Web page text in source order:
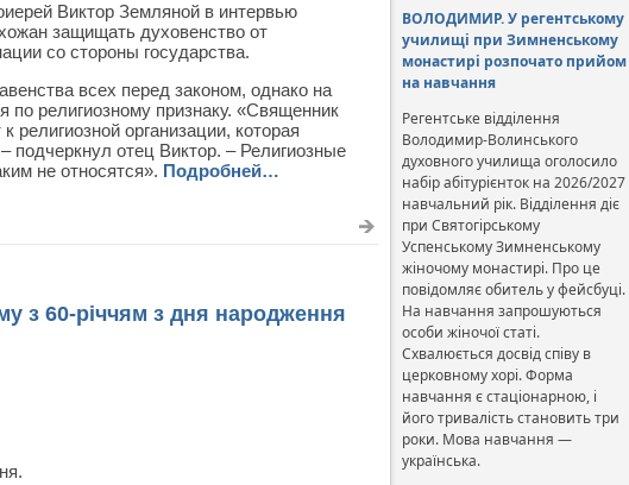
Виктор Земляной в интервью
защищать духовенство от
со стороны государства.
всех перед законом, однако на
религиозному признаку. «Священник
религиозной организации, которая
подчеркнул отец Виктор. – Религиозные
не относятся». Подробней…
з 60-річчям з дня народження
ВОЛОДИМИР. У регентському
училищі при Зимненському
монастирі розпочато прийом
на навчання
Регентське відділення
Володимир-Волинського
духовного училища оголосило
набір абітурієнток на 2026/2027
навчальний рік. Відділення діє
при Святогірському
Успенському Зимненському
жіночому монастирі. Про це
повідомляє обитель у фейсбуці.
На навчання запрошуються
особи жіночої статі.
Схвалюється досвід співу в
церковному хорі. Форма
навчання є стаціонарною, і
його тривалість становить три
роки. Мова навчання —
українська.